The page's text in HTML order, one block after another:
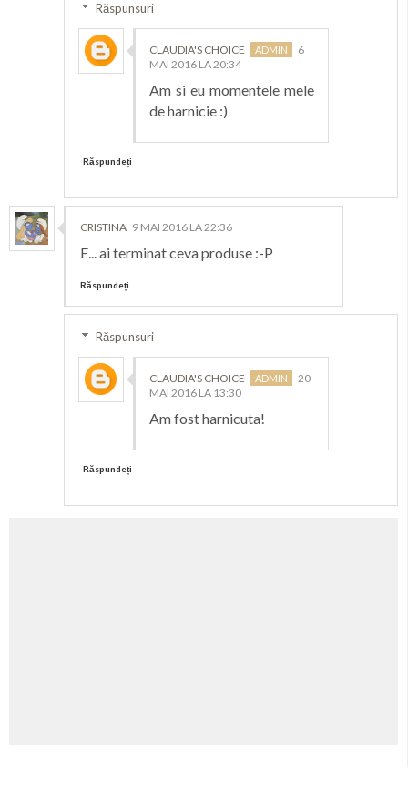
Răspunsuri
CLAUDIA'S CHOICE
6
MAI 2016 LA 20:34
Am si eu momentele mele
de harnicie :)
Răspundeți
CRISTINA 9 MAI 2016 LA 22:36
E... ai terminat ceva produse :-P
Răspundeți
Răspunsuri
CLAUDIA'S CHOICE
20
MAI 2016 LA 13:30
Am fost harnicuta!
Răspundeți